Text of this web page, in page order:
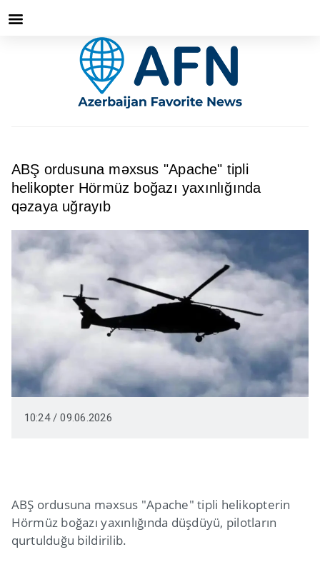
ABŞ ordusuna məxsus "Apache" tipli
helikopter Hörmüz boğazı yaxınlığında
qəzaya uğrayıb
10:24 / 09.06.2026
ABŞ ordusuna məxsus "Apache" tipli helikopterin
Hörmüz boğazı yaxınlığında düşdüyü, pilotların
qurtulduğu bildirilib.